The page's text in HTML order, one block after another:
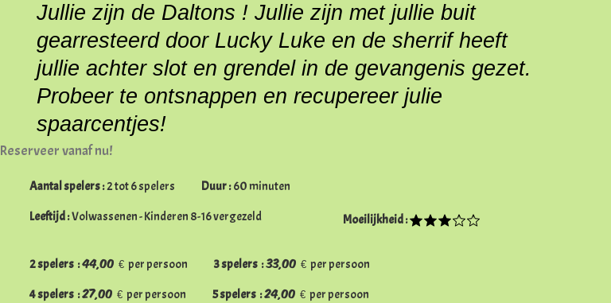
Jullie zijn de Daltons !Jullie zijn met jullie buit
gearresteerd door Lucky Luke en de sherrif heeft
jullie achter slot en grendel in de gevangenis gezet.
Probeer te ontsnappen en recupereer julie
spaarcentjes!
Reserveer vanaf nu!
Aantal spelers : 2 tot 6 spelers Duur : 60 minuten
Leeftijd :Volwassenen - Kinderen 8-16 vergezeld Moeilijkheid :
2spelers :44,00 € per persoon 3spelers :33,00 € per persoon
4spelers :27,00 € per persoon 5spelers :24,00 € per persoon